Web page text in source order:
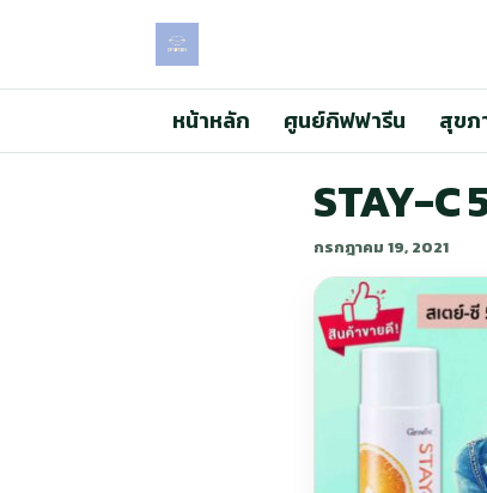
หน้าหลัก ศูนย์กิฟฟารีน สุขภ
STAY-C
กรกฎาคม 19, 2021